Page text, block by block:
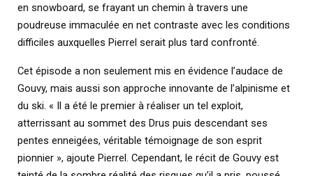
en snowboard, se frayant un chemin à travers une
poudreuse immaculée en net contraste avec les conditions
difficiles auxquelles Pierrel serait plus tard confronté.
Cet épisode a non seulement mis en évidence l’audace de
Gouvy, mais aussi son approche innovante de l’alpinisme et
du ski. « Il a été le premier à réaliser un tel exploit,
atterrissant au sommet des Drus puis descendant ses
pentes enneigées, véritable témoignage de son esprit
pionnier », ajoute Pierrel. Cependant, le récit de Gouvy est